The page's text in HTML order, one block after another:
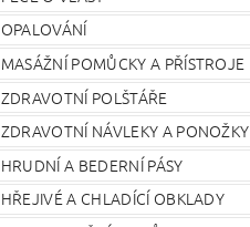
OPALOVÁNÍ
MASÁŽNÍ POMŮCKY A PŘÍSTROJE
ZDRAVOTNÍ POLŠTÁŘE
ZDRAVOTNÍ NÁVLEKY A PONOŽKY
HRUDNÍ A BEDERNÍ PÁSY
HŘEJIVÉ A CHLADÍCÍ OBKLADY